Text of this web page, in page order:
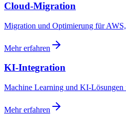
Cloud-Migration
Migration und Optimierung für
Mehr erfahren
KI-Integration
Machine Learning und KI-Lösungen
Mehr erfahren